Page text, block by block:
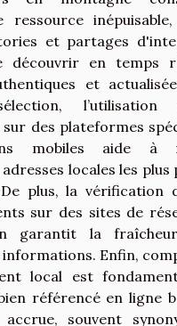
ressource
et partages
découvrir en temps
et
des plateformes
mobiles aide à
locales les plus
plus, la vérification
sur des sites de
garantit la
Enfin,
local est
référencé en ligne
accrue, souvent